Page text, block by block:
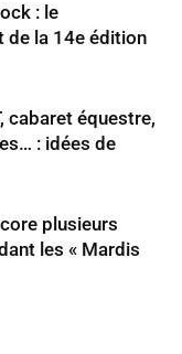
: le
de la 14e édition
cabaret équestre,
: idées de
plusieurs
les « Mardis